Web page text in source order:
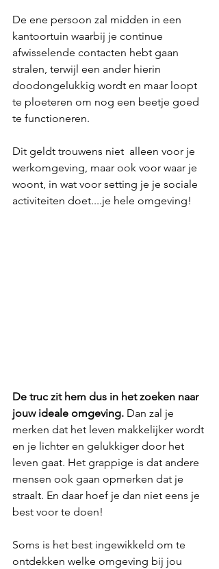
De ene persoon zal midden in een
kantoortuin waarbij je continue
afwisselende contacten hebt gaan
stralen, terwijl een ander hierin
doodongelukkig wordt en maar loopt
te ploeteren om nog een beetje goed
te functioneren.
Dit geldt trouwens niet  alleen voor je
werkomgeving, maar ook voor waar je
woont, in wat voor setting je je sociale
activiteiten doet....je hele omgeving!
De truc zit hem dus in het zoeken naar
jouw ideale omgeving. Dan zal je
merken dat het leven makkelijker wordt
en je lichter en gelukkiger door het
leven gaat. Het grappige is dat andere
mensen ook gaan opmerken dat je
straalt. En daar hoef je dan niet eens je
best voor te doen!
Soms is het best ingewikkeld om te
ontdekken welke omgeving bij jou